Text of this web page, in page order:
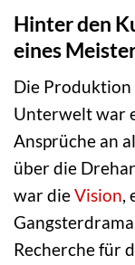
Hinter den
eines
Die Produktion
Unterwelt war
Ansprüche an
über die
war dieVision,
Recherche für